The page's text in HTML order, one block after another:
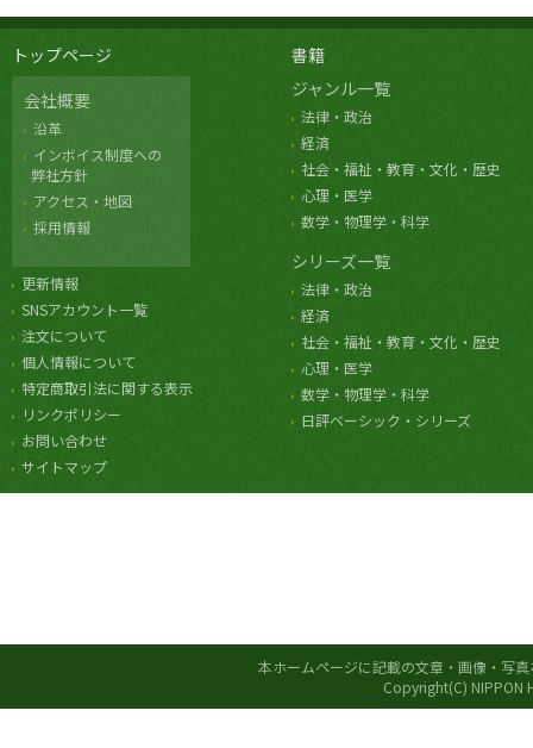
トップページ
会社概要
沿革
インボイス制度への
弊社方針
アクセス・地図
採用情報
更新情報
SNSアカウント一覧
注文について
個人情報について
特定商取引法に関する表示
リンクポリシー
お問い合わせ
サイトマップ
書籍
ジャンル一覧
法律・政治
経済
社会・福祉・教育・文化・歴史
心理・医学
数学・物理学・科学
シリーズ一覧
法律・政治
経済
社会・福祉・教育・文化・歴史
心理・医学
数学・物理学・科学
日評ベーシック・シリーズ
本ホームページに記載の文章・画像・写
Copyright(C) NIPPON